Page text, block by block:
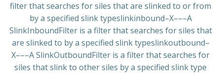
filter that searches for siles that are slinked to or from
by a specified slink typeslinkinbound–X–––A
SlinkInboundFilter is a filter that searches for siles that
are slinked to by a specified slink typeslinkoutbound–
X–––A SlinkOutboundFilter is a filter that searches for
siles that slink to other siles by a specified slink type